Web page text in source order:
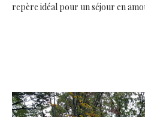
repère idéal pour un séjour en